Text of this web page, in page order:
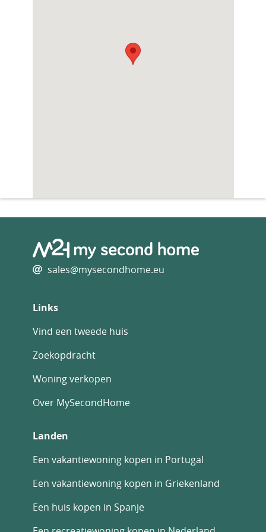
sales@mysecondhome.eu
Links
Vind een tweede huis
Zoekopdracht
Woning verkopen
Over MySecondHome
Landen
Een vakantiewoning kopen in Portugal
Een vakantiewoning kopen in Griekenland
Een huis kopen in Spanje